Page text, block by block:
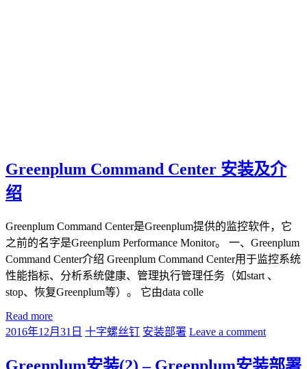
Greenplum Command Center 安装及介
绍
Greenplum Command Center是Greenplum提供的监控软件，它
之前的名字是Greenplum Performance Monitor。 一、Greenplum
Command Center介绍 Greenplum Command Center用于监控系统
性能指标、分析系统健康、管理执行管理任务（如start 、
stop、恢复Greenplum等）。 它由data colle
Read more
2016年12月31日 十字螺丝钉 安装部署 Leave a comment